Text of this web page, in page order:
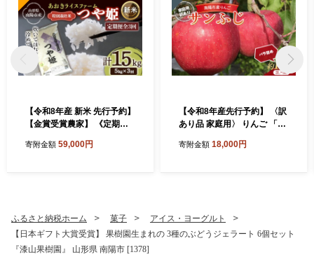
【令和8年産 新米 先行予約】
【金賞受賞農家】 《定期便3
3か月 《令和8年9月下旬～発
寄附金額 59,000円
【令和8年産先行予約】 〈訳
あり品 家庭用〉 りんご 「サ
バラ詰め 《令和8年11月中旬
寄附金額 18,000円
ふるさと納税ホーム 菓子
アイス・ヨーグルト
【日本ギフト大賞受賞】 果樹園生まれの 3種のぶどうジェラート 6個セット
『漆山果樹園』 山形県 南陽市 [1378]